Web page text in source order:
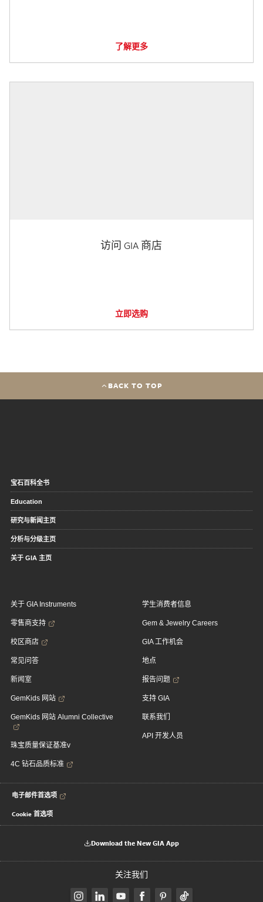
了解更多
访问 GIA 商店
立即选购
BACK TO TOP
宝石百科全书
Education
研究与新闻主页
分析与分级主页
关于 GIA 主页
关于 GIA Instruments
零售商支持
校区商店
常见问答
新闻室
GemKids 网站
GemKids 网站 Alumni Collective
珠宝质量保证基准v
4C 钻石品质标准
学生消费者信息
Gem & Jewelry Careers
GIA 工作机会
地点
报告问题
支持 GIA
联系我们
API 开发人员
电子邮件首选项
Cookie 首选项
Download the New GIA App
关注我们